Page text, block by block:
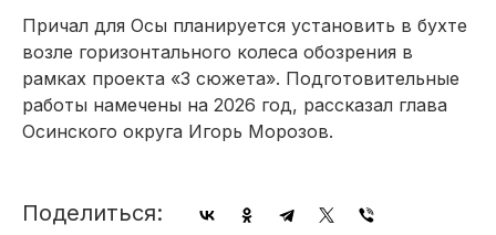
Причал для Осы планируется установить в бухте
возле горизонтального колеса обозрения в
рамках проекта «3 сюжета». Подготовительные
работы намечены на 2026 год, рассказал глава
Осинского округа Игорь Морозов.
Поделиться: